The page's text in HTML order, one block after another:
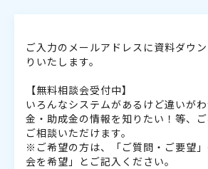
ご入力のメールアドレスに資料ダウ
りいたします。
【無料相談会受付中】
いろんなシステムがあるけど違いが
金・助成金の情報を知りたい！等、
ご相談いただけます。
※ご希望の方は、「ご質問・ご要望
会を希望」とご記入ください。